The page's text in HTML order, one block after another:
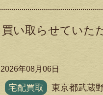
い取らせていた
2026年08月06日
宅配買取
東京都武蔵